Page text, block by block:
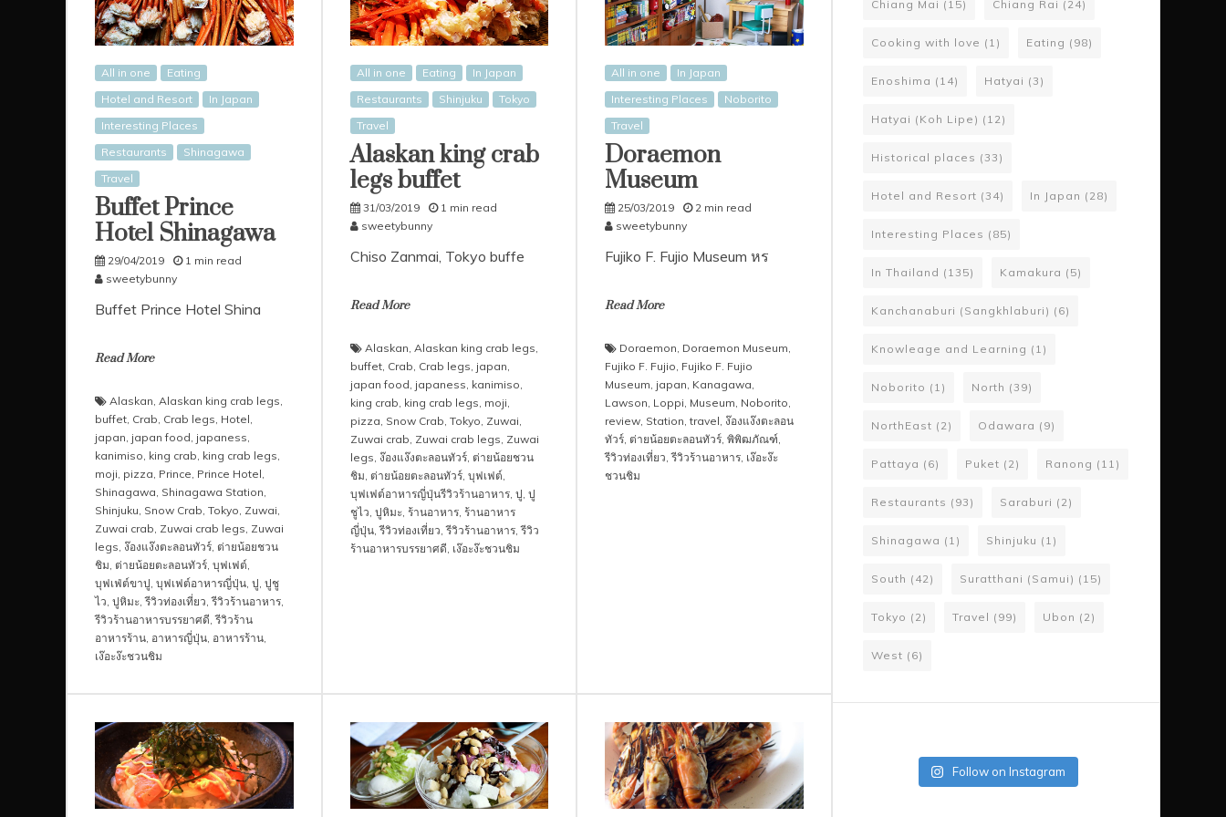
All in one
Eating
Hotel and Resort
In Japan
Interesting Places
Restaurants
Shinagawa
Travel
Buffet Prince
Hotel Shinagawa
29/04/2019
1 min read
sweetybunny
Buffet Prince Hotel Shina
Read More
Alaskan Alaskan king crab legs
buffet Crab Crab legs Hotel
japan japan food japaness
kanimiso king crab king crab legs
moji pizza Prince Prince Hotel
Shinagawa Shinagawa Station
Shinjuku Snow Crab Tokyo Zuwai
Zuwai crab Zuwai crab legs Zuwai
legs ง๊องแง๊งตะลอนทัวร์ ต่ายน้อยชวน
ชิม ต่ายน้อยตะลอนทัวร์ บุฟเฟต์
บุฟเฟ่ต์ขาปู บุฟเฟต์อาหารญี่ปุ่น ปู ปูชู
ไว ปูหิมะ ,รีวิวท่องเที่ยว ,รีวิวร้านอาหาร
รีวิวร้านอาหารบรรยาศดี ,รีวิวร้าน
อาหารร้าน อาหารญี่ปุ่น อาหารร้าน
เง๊อะง๊ะชวนชิม
All in one Eating
In Japan
Restaurants
Shinjuku
Tokyo
Travel
Alaskan king crab
legs buffet
31/03/2019
1 min read
sweetybunny
Chiso Zanmai, Tokyo buffe
Read More
Alaskan Alaskan king crab legs
buffet, Crab Crab legs japan
japan food japaness kanimiso
king crab king crab legs moji
pizza Snow Crab Tokyo Zuwai
Zuwai crab Zuwai crab legs Zuwai
legs ง๊องแง๊งตะลอนทัวร์, ต่ายน้อยชวน
ชิม ต่ายน้อยตะลอนทัวร์, บุฟเฟต์
บุฟเฟต์อาหารญี่ปุ่นรีวิวร้านอาหาร, ปู ปู
ชูไว ปูหิมะ, ร้านอาหาร, ร้านอาหาร
ญี่ปุ่น,รีวิวท่องเที่ยว ,รีวิวร้านอาหาร,รีวิว
ร้านอาหารบรรยาศดี เง๊อะง๊ะชวนชิม
All in one
In Japan
Interesting Places
Noborito
Travel
Doraemon
Museum
25/03/2019
2 min read
sweetybunny
Fujiko F. Fujio Museum หร
Read More
Doraemon Doraemon Museum
Fujiko F. Fujio Fujiko F. Fujio
Museum japan Kanagawa
Lawson Loppi Museum Noborito
review Station ,travel ง๊องแง๊งตะลอน
ทัวร์ ต่ายน้อยตะลอนทัวร์ พิพิฒภัณฑ์
รีวิวท่องเที่ยว ,รีวิวร้านอาหาร เง๊อะง๊ะ
ชวนชิม
Chiang Mai (15) Chiang Rai (24)
Cooking with love (1) Eating (98)
Enoshima (14) Hatyai (3)
Hatyai (Koh Lipe) (12)
Historical places (33)
Hotel and Resort (34) In Japan (28)
Interesting Places (85)
In Thailand (135) Kamakura (5)
Kanchanaburi (Sangkhlaburi) (6)
Knowleage and Learning (1)
Noborito (1) North (39)
NorthEast (2) Odawara (9)
Pattaya (6) Puket (2) Ranong (11)
Restaurants (93) Saraburi (2)
Shinagawa (1) Shinjuku (1)
South (42) Suratthani (Samui) (15)
Tokyo (2) Travel (99) Ubon (2)
West (6)
Follow on Instagram